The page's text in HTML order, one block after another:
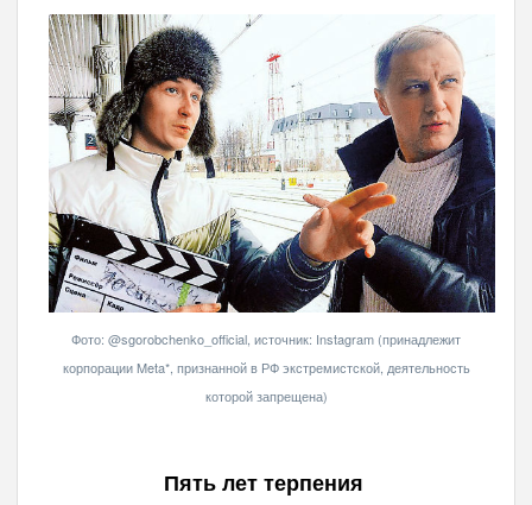
Фото: @sgorobchenko_official, источник: Instagram (принадлежит
корпорации Meta*, признанной в РФ экстремистской, деятельность
которой запрещена)
Пять лет терпения